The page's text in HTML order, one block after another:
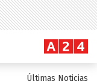
Últimas Noticias